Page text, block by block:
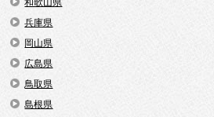
兵庫県
岡山県
広島県
鳥取県
島根県